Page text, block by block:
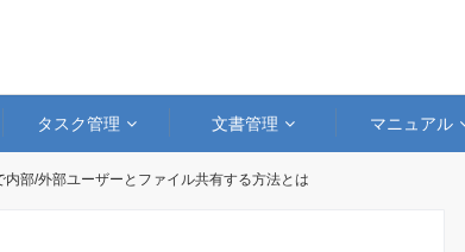
タスク管理 文書管理 マニュアル
部/外部ユーザーとファイル共有する方法とは